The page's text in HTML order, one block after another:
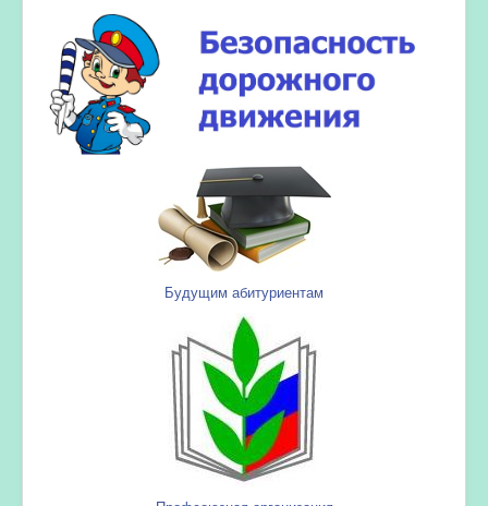
Будущим абитуриентам